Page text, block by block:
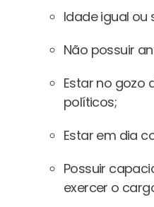
Idade igual ou
Não possuir
Estar no gozo
políticos;
Estar em dia
Possuir
exercer o